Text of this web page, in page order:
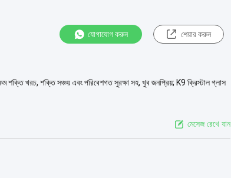
যোগাযোগ করুন শেয়ার করুন
শক্তি খরচ, শক্তি সঞ্চয় এবং পরিবেশগত সুরক্ষা সহ, খুব জনপ্রিয়; K9 ক্রিস্টাল গ্লাস
মেসেজ রেখে যান